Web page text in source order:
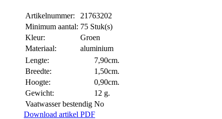
Artikelnummer:
21763202
Minimum aantal: 75 Stuk(s)
Kleur:
Groen
Materiaal:
aluminium
Lengte:
7,90cm.
Breedte:
1,50cm.
Hoogte:
0,90cm.
Gewicht:
12 g.
Vaatwasser bestendig No
Download artikel PDF